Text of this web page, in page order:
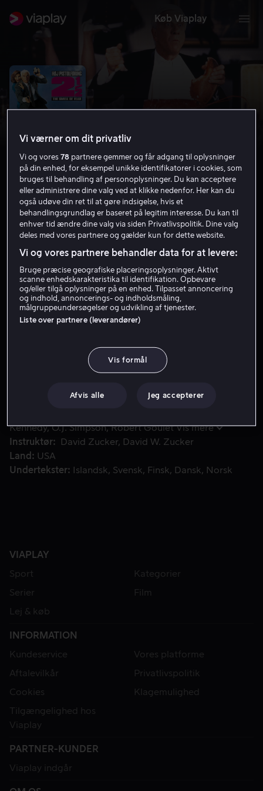
Køb Viaplay
Høj pistolføring 2 ½
6.9 Komedie Krimi 1991 1 t. 21 min
11 år
Lej 49 kr
Køb 109 kr
Politimanden Frank Drebin elsker mysterier. Hvorfor er vi
Politimanden Frank Drebin elsker mysterier. Hvorfor er
vi her? Er de liv efter sex? Ja, Drebin tager fat om de
Kennedy O.J. Simpson Robert Goulet Vis mere
Instruktør
David Zucker
David W. Zucker
Land
USA
Undertekster
Islandsk Svensk Finsk Dansk Norsk
VIAPLAY
Sport
Kategorier
Serier
Film
Lej & køb
INFORMATION
Kundeservice
Vores platforme
Aftalevilkår
Privatlivspolitik
Cookies
Klagemulighed
Tilgængelighed hos
Viaplay
PARTNER-KUNDER
Viaplay indgår
Vi værner om dit privatliv
Vi og vores78 partnere gemmer og får adgang til oplysninger
på din enhed, for eksempel unikke identifikatorer i cookies, som
bruges til behandling af personoplysninger. Du kan acceptere
eller administrere dine valg ved at klikke nedenfor. Her kan du
også udøve din ret til at gøre indsigelse, hvis et
behandlingsgrundlag er baseret på legitim interesse. Du kan til
enhver tid ændre dine valg via siden Privatlivspolitik. Dine valg
deles med vores partnere og gælder kun for dette website.
Vi og vores partnere behandler data for at levere:
Bruge præcise geografiske placeringsoplysninger. Aktivt
scanne enhedskarakteristika til identifikation. Opbevare
og/eller tilgå oplysninger på en enhed. Tilpasset annoncering
og indhold, annoncerings- og indholdsmåling,
målgruppeundersøgelser og udvikling af tjenester.
Liste over partnere (leverandører)
Vis formål
Afvis alle Jeg accepterer